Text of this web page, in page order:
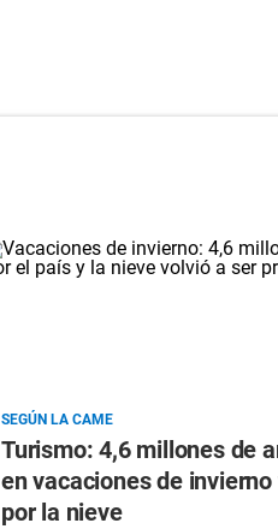
SEGÚN LA CAME
Turismo: 4,6 millones de
en vacaciones de
por la nieve